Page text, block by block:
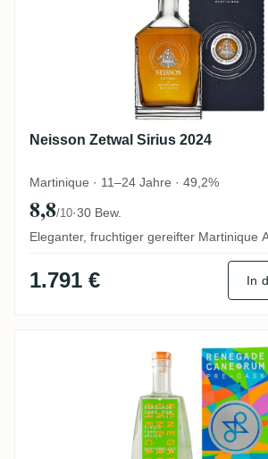
Neisson Zetwal Sirius 2024
Martinique · 11–24 Jahre · 49,2%
8,8/10·30 Bew.
Eleganter, fruchtiger gereifter Martinique
1.791 € In
Renegade Rhum Blanc